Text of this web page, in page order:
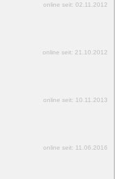
online seit: 02.11.2012
online seit: 21.10.2012
online seit: 10.11.2013
online seit: 11.06.2016